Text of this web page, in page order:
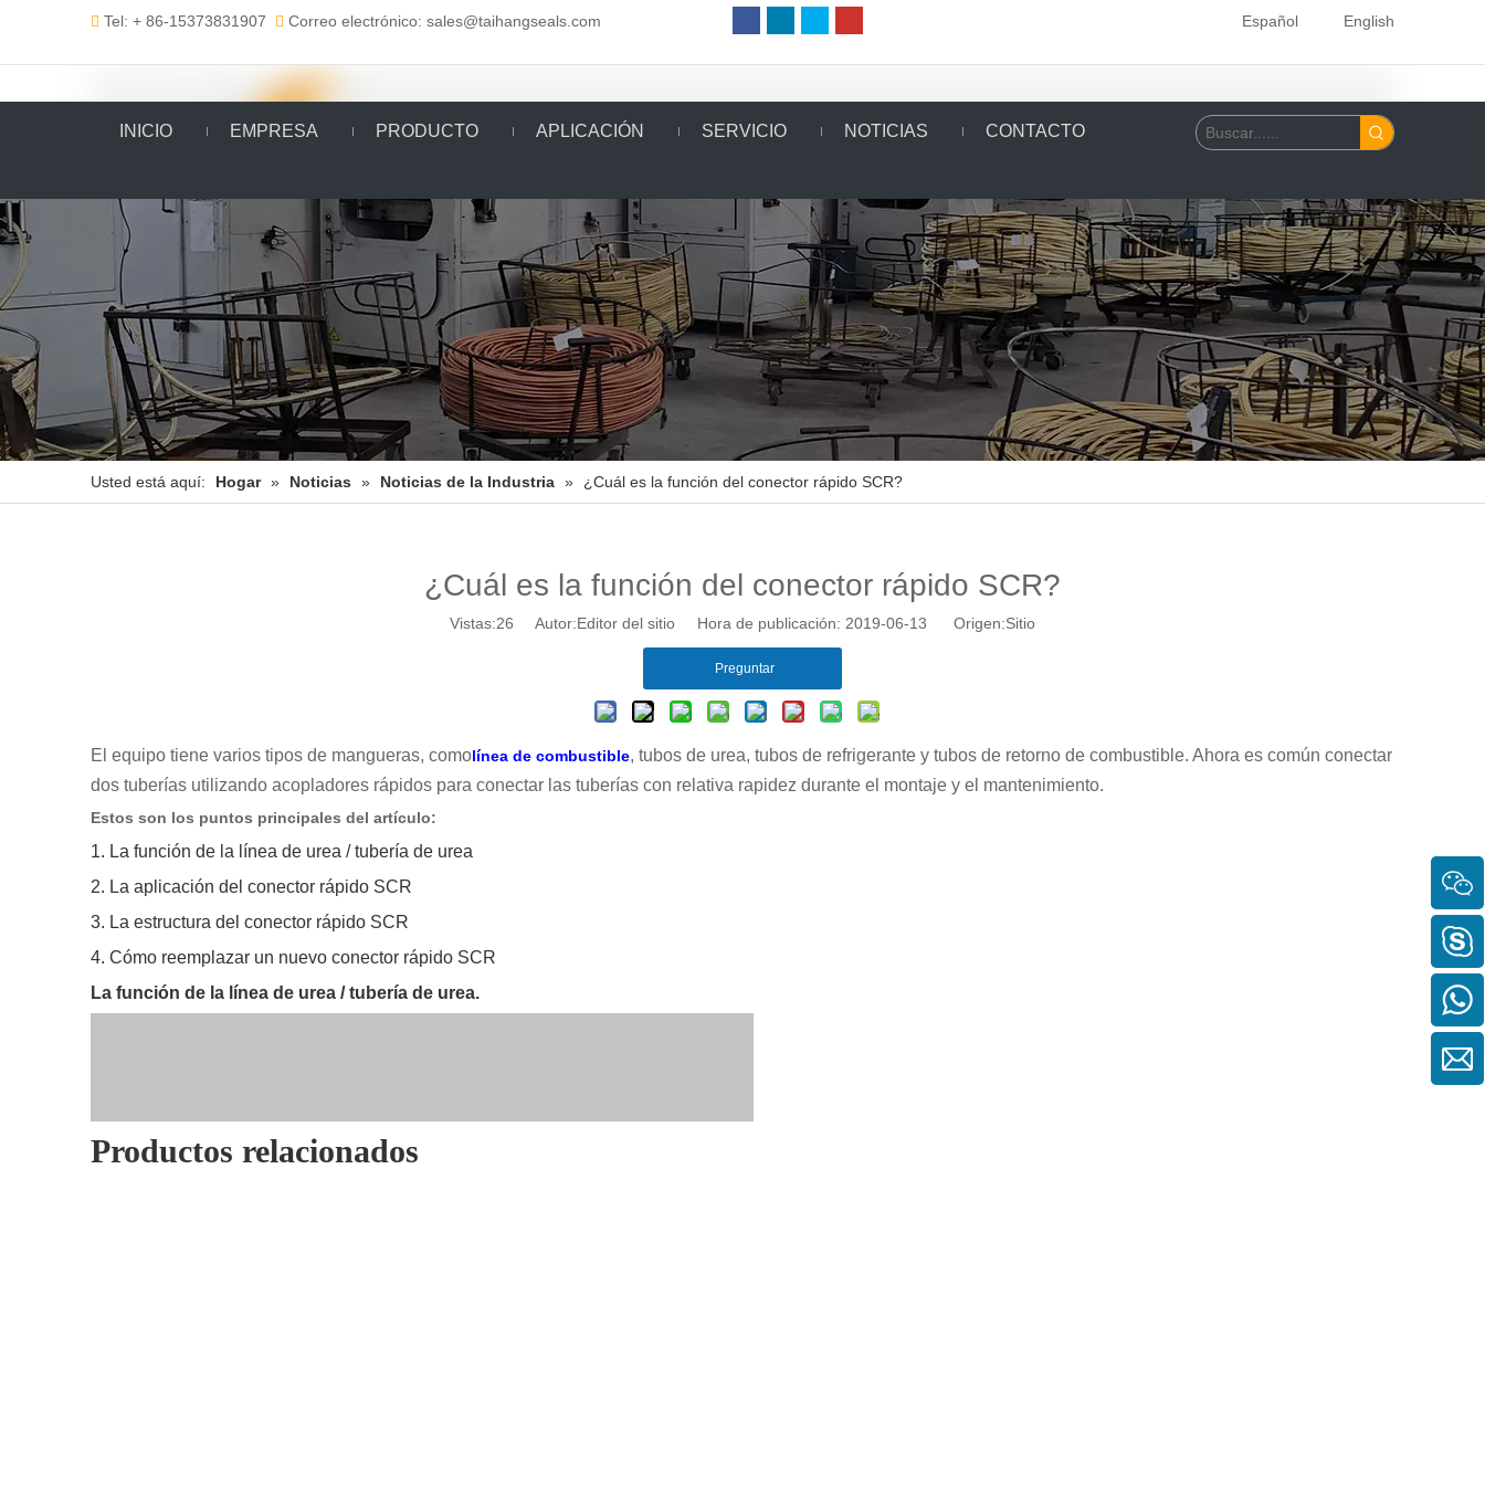
 Tel: + 86-15373831907  Correo electrónico: sales@taihangseals.com Español English
INICIO EMPRESA PRODUCTO APLICACIÓN SERVICIO NOTICIAS CONTACTO
Usted está aquí: Hogar » Noticias » Noticias de la Industria » ¿Cuál es la función del conector rápido SCR?
¿Cuál es la función del conector rápido SCR?
Vistas:26 Autor:Editor del sitio Hora de publicación: 2019-06-13 Origen:Sitio
Preguntar
El equipo tiene varios tipos de mangueras, comolínea de combustible, tubos de urea, tubos de refrigerante y tubos de retorno de combustible. Ahora es común conectar
dos tuberías utilizando acopladores rápidos para conectar las tuberías con relativa rapidez durante el montaje y el mantenimiento.
Estos son los puntos principales del artículo:
1. La función de la línea de urea / tubería de urea
2. La aplicación del conector rápido SCR
3. La estructura del conector rápido SCR
4. Cómo reemplazar un nuevo conector rápido SCR
La función de la línea de urea / tubería de urea.
Productos relacionados